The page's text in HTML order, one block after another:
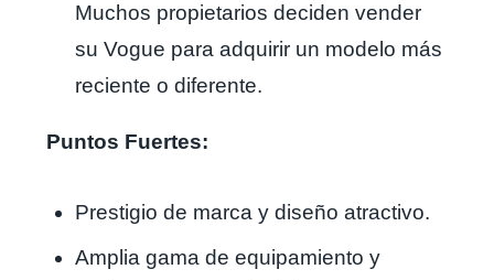
Muchos propietarios deciden vender
su Vogue para adquirir un modelo más
reciente o diferente.
Puntos Fuertes:
Prestigio de marca y diseño atractivo.
Amplia gama de equipamiento y